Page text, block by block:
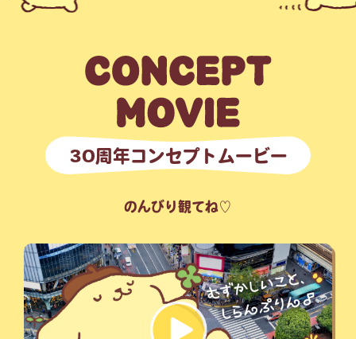
30周年コンセプトムービー
のんびり観てね♡